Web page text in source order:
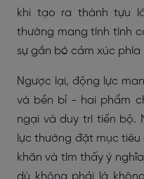
khi tạo ra thành tựu
thường mang tính tình
sự gắn bó cảm xúc phía
Ngược lại, động lực
và bền bỉ - hai phẩm
ngại và duy trì tiến bộ.
lực thường đặt mục
khăn và tìm thấy ý